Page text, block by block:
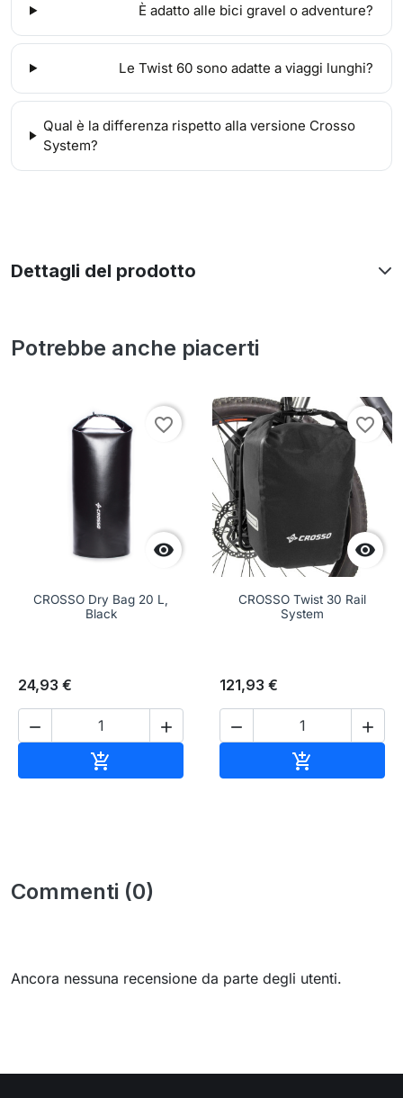
È adatto alle bici gravel o adventure?
Le Twist 60 sono adatte a viaggi lunghi?
Qual è la differenza rispetto alla versione Crosso
System?
Dettagli del prodotto
Potrebbe anche piacerti

favorite_border
CROSSO Dry Bag 20 L,
Black
24,93 €
 


favorite_border
CROSSO Twist 30 Rail
System
121,93 €
 

Commenti (0)
Ancora nessuna recensione da parte degli utenti.